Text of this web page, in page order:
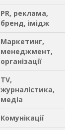
PR, реклама,
бренд, імідж
Маркетинг,
менеджмент,
організації
TV,
журналістика,
медіа
Комунікації